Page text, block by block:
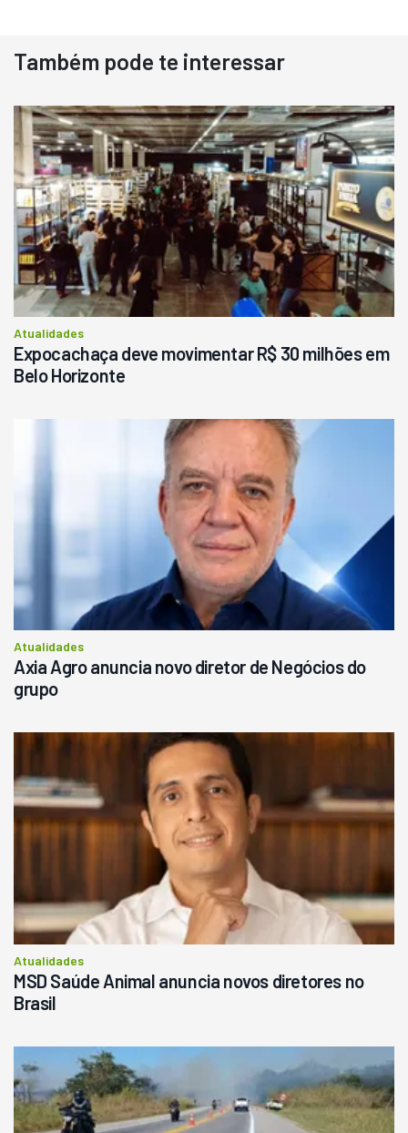
Também pode te interessar
Atualidades
Expocachaça deve movimentar R$ 30 milhões em
Belo Horizonte
Atualidades
Axia Agro anuncia novo diretor de Negócios do
grupo
Atualidades
MSD Saúde Animal anuncia novos diretores no
Brasil